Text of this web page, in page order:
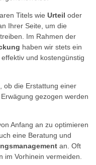
Titels wie Urteil oder
Ihrer Seite, um die
Im Rahmen der
haben wir stets ein
und kostengünstig
ob die Erstattung einer
gezogen werden
Anfang an zu optimieren
eine Beratung und
an. Oft
im Vorhinein vermeiden.